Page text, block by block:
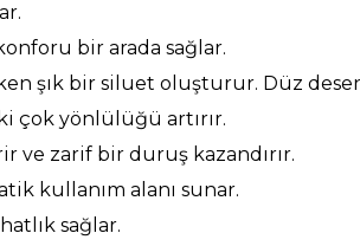
bir arada sağlar.
şık bir siluet oluşturur. Düz
çok yönlülüğü artırır.
ve zarif bir duruş kazandırır.
kullanım alanı sunar.
sağlar.